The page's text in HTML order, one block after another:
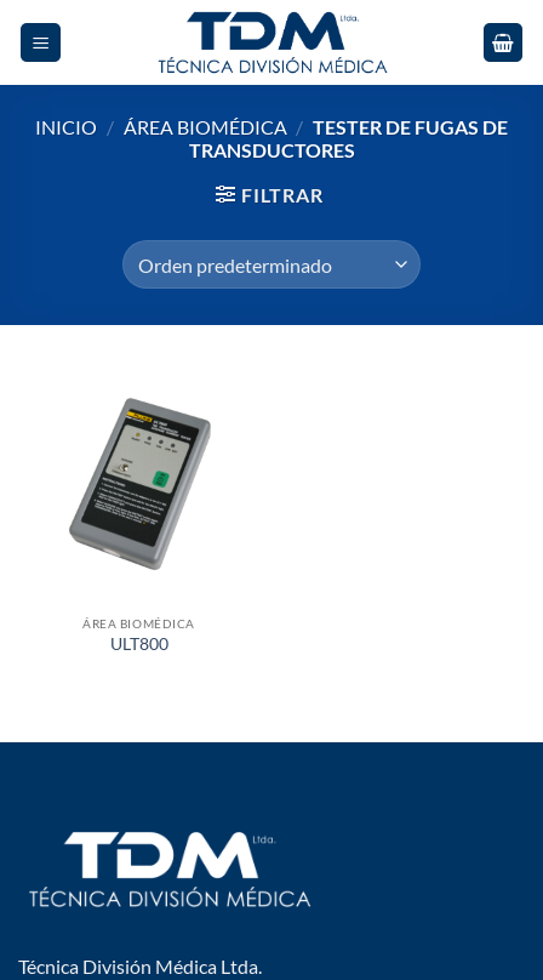
INICIO / ÁREA BIOMÉDICA / TESTER DE FUGAS DE
TRANSDUCTORES
FILTRAR
ÁREA BIOMÉDICA
ULT800
Técnica División Médica Ltda.